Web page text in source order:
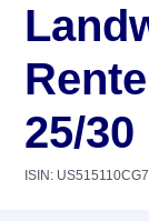
25/30
ISIN: